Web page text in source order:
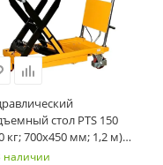
стол PTS 150
кг; 700х450 мм; 1,2 м)
(SMARTLIFT)
наличии